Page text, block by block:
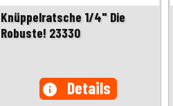
Knüppelratsche 1/4" Die
Robuste! 23330
info Details